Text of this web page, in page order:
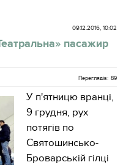
09.12.2016, 10:02
пасажир
Переглядів: 89
У п'ятницю вранці,
9 грудня, рух
потягів по
Святошинсько-
Броварській гілці